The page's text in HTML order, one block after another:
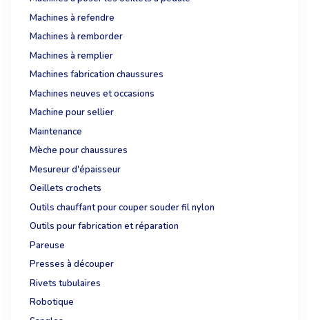
Machines à refendre
Machines à remborder
Machines à remplier
Machines fabrication chaussures
Machines neuves et occasions
Machine pour sellier
Maintenance
Mèche pour chaussures
Mesureur d'épaisseur
Oeillets crochets
Outils chauffant pour couper souder fil nylon
Outils pour fabrication et réparation
Pareuse
Presses à découper
Rivets tubulaires
Robotique